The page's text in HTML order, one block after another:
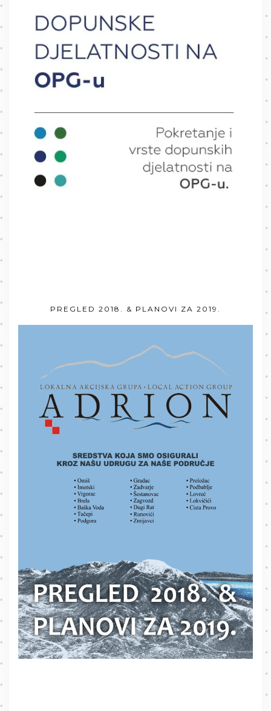
PREGLED 2018. & PLANOVI ZA 2019.